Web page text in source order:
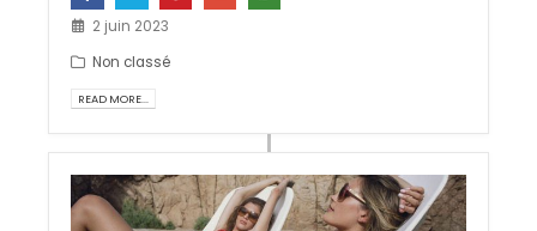
2 juin 2023
Non classé
READ MORE...